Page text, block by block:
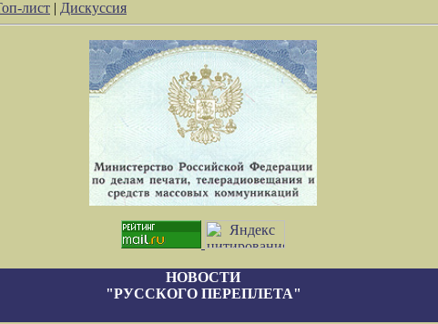
лист | Дискуссия
НОВОСТИ
"РУССКОГО ПЕРЕПЛЕТА"